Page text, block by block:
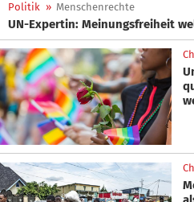
Politik » Menschenrechte
UN-Expertin: Meinungsfreiheit